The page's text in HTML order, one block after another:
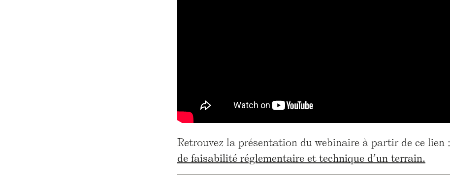
Retrouvez la présentation du webinaire à partir de ce lien :
de faisabilité réglementaire et technique d’un terrain.